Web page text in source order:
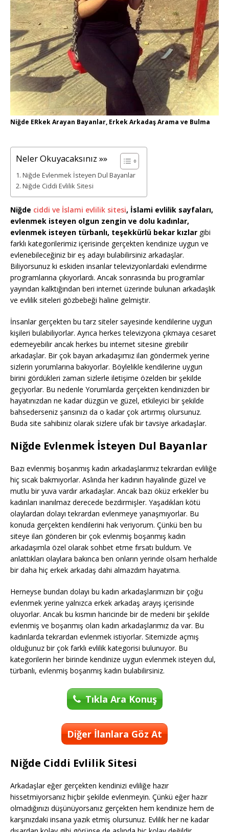
Niğde ERkek Arayan Bayanlar, Erkek Arkadaş Arama ve Bulma
Neler Okuyacaksınız »»
Niğde Evlenmek İsteyen Dul Bayanlar
Niğde Ciddi Evlilik Sitesi
Niğde ciddi ve İslami evlilik sitesi, İslami evlilik sayfaları,
evlenmek isteyen olgun zengin ve dolu kadınlar,
evlenmek isteyen türbanlı, teşekkürlü bekar kızlar gibi
farklı kategorilerimiz içerisinde gerçekten kendinize uygun ve
evlenebileceğiniz bir eş adayı bulabilirsiniz arkadaşlar.
Biliyorsunuz ki eskiden insanlar televizyonlardaki evlendirme
programlarına çıkıyorlardı. Ancak sonrasında bu programlar
yayından kalktığından beri internet üzerinde bulunan arkadaşlık
ve evlilik siteleri gözbebeği haline gelmiştir.
İnsanlar gerçekten bu tarz siteler sayesinde kendilerine uygun
kişileri bulabiliyorlar. Ayrıca herkes televizyona çıkmaya cesaret
edemeyebilir ancak herkes bu internet sitesine girebilir
arkadaşlar. Bir çok bayan arkadaşımız ilan göndermek yerine
sizlerin yorumlarına bakıyorlar. Böylelikle kendilerine uygun
birini gördükleri zaman sizlerle iletişime özelden bir şekilde
geçiyorlar. Bu nedenle Yorumlarda gerçekten kendinizden bir
hayatınızdan ne kadar düzgün ve güzel, etkileyici bir şekilde
bahsederseniz şansınızı da o kadar çok artırmış olursunuz.
Buda site sahibiniz olarak sizlere ufak bir tavsiye arkadaşlar.
Niğde Evlenmek İsteyen Dul Bayanlar
Bazı evlenmiş boşanmış kadın arkadaşlarımız tekrardan evliliğe
hiç sıcak bakmıyorlar. Aslında her kadının hayalinde güzel ve
mutlu bir yuva vardır arkadaşlar. Ancak bazı öküz erkekler bu
kadınları inanılmaz derecede bezdirmişler. Yaşadıkları kötü
olaylardan dolayı tekrardan evlenmeye yanaşmıyorlar. Bu
konuda gerçekten kendilerini hak veriyorum. Çünkü ben bu
siteye ilan gönderen bir çok evlenmiş boşanmış kadın
arkadaşımla özel olarak sohbet etme fırsatı buldum. Ve
anlattıkları olaylara bakınca ben onların yerinde olsam herhalde
bir daha hiç erkek arkadaş dahi almazdım hayatıma.
Herneyse bundan dolayı bu kadın arkadaşlarımızın bir çoğu
evlenmek yerine yalnızca erkek arkadaş arayış içerisinde
oluyorlar. Ancak bu kısmın haricinde bir de medeni bir şekilde
evlenmiş ve boşanmış olan kadın arkadaşlarımız da var. Bu
kadınlarda tekrardan evlenmek istiyorlar. Sitemizde açmış
olduğunuz bir çok farklı evlilik kategorisi bulunuyor. Bu
kategorilerin her birinde kendinize uygun evlenmek isteyen dul,
türbanlı, evlenmiş boşanmış kadın bulabilirsiniz.
Tıkla Ara Konuş
Diğer İlanlara Göz At
Niğde Ciddi Evlilik Sitesi
Arkadaşlar eğer gerçekten kendinizi evliliğe hazır
hissetmiyorsanız hiçbir şekilde evlenmeyin. Çünkü eğer hazır
olmadığınızı düşünüyorsanız gerçekten hem kendinize hem de
karşınızdaki insana yazık etmiş olursunuz. Evlilik her ne kadar